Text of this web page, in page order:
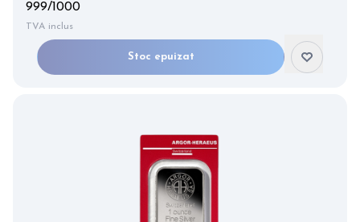
999/1000
TVA inclus
Stoc epuizat